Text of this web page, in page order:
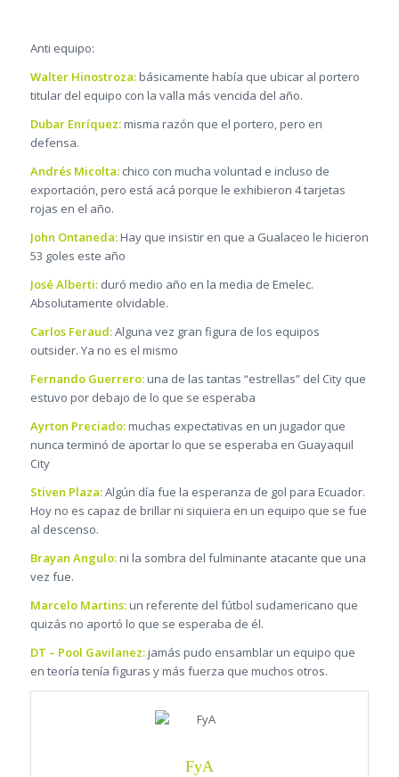
Anti equipo:
Walter Hinostroza:básicamente había que ubicar al portero
titular del equipo con la valla más vencida del año.
Dubar Enríquez:misma razón que el portero, pero en
defensa.
Andrés Micolta:chico con mucha voluntad e incluso de
exportación, pero está acá porque le exhibieron 4 tarjetas
rojas en el año.
John Ontaneda:Hay que insistir en que a Gualaceo le hicieron
53 goles este año
José Alberti:duró medio año en la media de Emelec.
Absolutamente olvidable.
Carlos Feraud:Alguna vez gran figura de los equipos
outsider. Ya no es el mismo
Fernando Guerrero:una de las tantas “estrellas” del City que
estuvo por debajo de lo que se esperaba
Ayrton Preciado:muchas expectativas en un jugador que
nunca terminó de aportar lo que se esperaba en Guayaquil
City
Stiven Plaza:Algún día fue la esperanza de gol para Ecuador.
Hoy no es capaz de brillar ni siquiera en un equipo que se fue
al descenso.
Brayan Angulo:ni la sombra del fulminante atacante que una
vez fue.
Marcelo Martins:un referente del fútbol sudamericano que
quizás no aportó lo que se esperaba de él.
DT – Pool Gavilanez:jamás pudo ensamblar un equipo que
en teoría tenía figuras y más fuerza que muchos otros.
FyA